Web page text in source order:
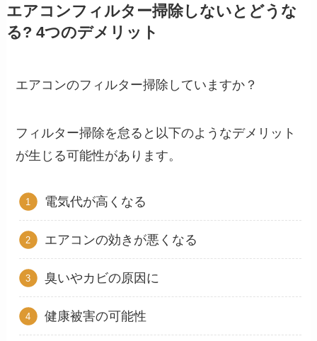
エアコンフィルター掃除しないとどうな
る? 4つのデメリット
エアコンのフィルター掃除していますか？
フィルター掃除を怠ると以下のようなデメリット
が生じる可能性があります。
電気代が高くなる
エアコンの効きが悪くなる
臭いやカビの原因に
健康被害の可能性